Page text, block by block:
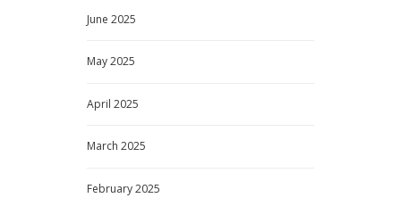
June 2025
May2025
April 2025
March 2025
February2025